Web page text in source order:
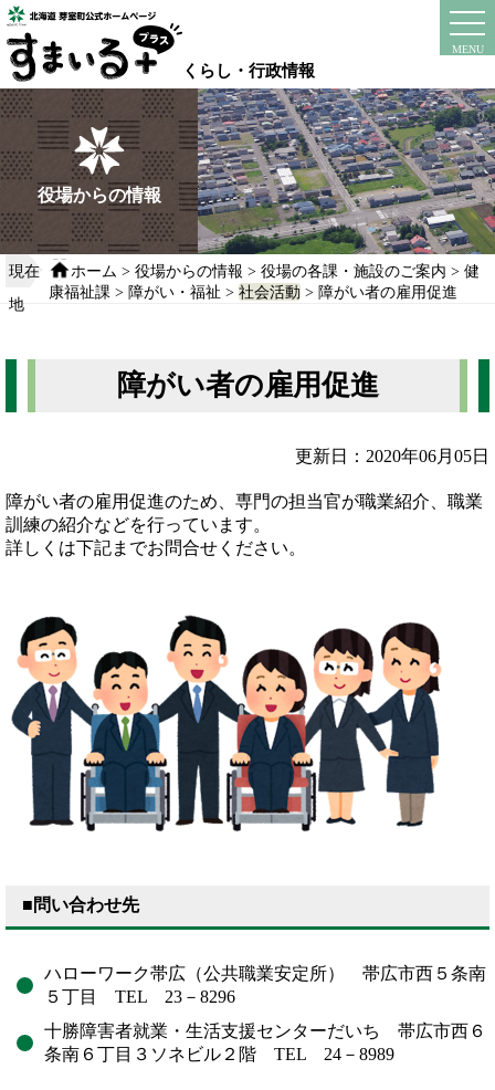
本
文
へ
移
動
る
くらし・行政情報
MENU
instagram
役場からの情報
現在
地
ホーム >役場からの情報 >役場の各課・施設のご案内 >健
康福祉課 > 障がい・福祉 >社会活動 > 障がい者の雇用促進
障がい者の雇用促進
更新日：2020年06月05日
障がい者の雇用促進のため、専門の担当官が職業紹介、職業
訓練の紹介などを行っています。
詳しくは下記までお問合せください。
■問い合わせ先
ハローワーク帯広（公共職業安定所） 帯広市西５条南
５丁目 TEL 23－8296
十勝障害者就業・生活支援センターだいち 帯広市西６
条南６丁目３ソネビル２階 TEL 24－8989